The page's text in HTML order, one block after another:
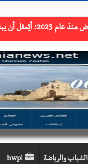
الشباب والرياضة hwpl